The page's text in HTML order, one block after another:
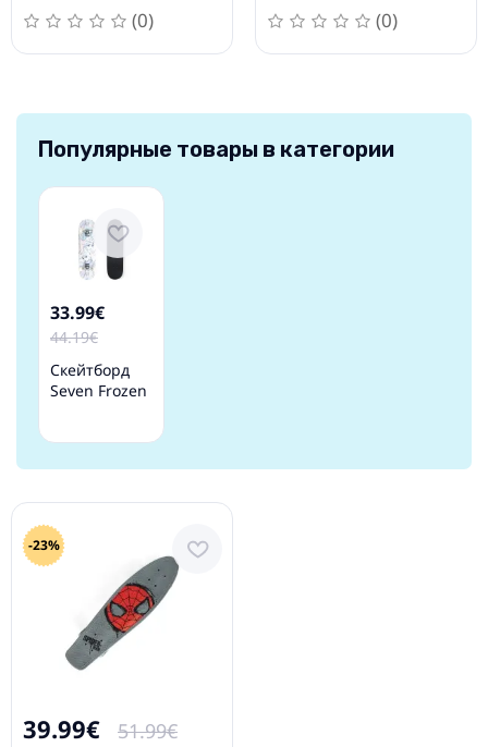
(0) (0)
Популярные товары в категории
33.99€
44.19€
Скейтборд
Seven Frozen
-23%
39.99€ 51.99€